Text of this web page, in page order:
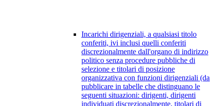
Incarichi dirigenziali, a qualsiasi titolo
conferiti, ivi inclusi quelli conferiti
discrezionalmente dall'organo di indirizzo
politico senza procedure pubbliche di
selezione e titolari di posizione
organizzativa con funzioni dirigenziali (da
pubblicare in tabelle che distinguano le
seguenti situazioni: dirigenti, dirigenti
individuati discrezionalmente, titolari di